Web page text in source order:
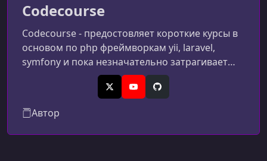
Codecourse
Codecourse - предостовляет короткие курсы в
основом по php фреймворкам yii, laravel,
symfony и пока незначательно затрагивает
X (Twitter)YouTubeGitHub
Автор